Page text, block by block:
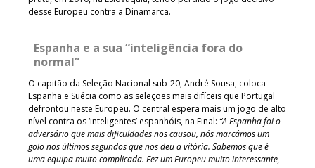
desse Europeu contra a Dinamarca.
Espanha e a sua “inteligência fora do
normal”
O capitão da Seleção Nacional sub-20, André Sousa, coloca
Espanha e Suécia como as seleções mais difíceis que Portugal
defrontou neste Europeu. O central espera mais um jogo de alto
nível contra os ‘inteligentes’ espanhóis, na Final: “A Espanha foi o
adversário que mais dificuldades nos causou, nós marcámos um
golo nos últimos segundos que nos deu a vitória. Sabemos que é
uma equipa muito complicada. Fez um Europeu muito interessante,